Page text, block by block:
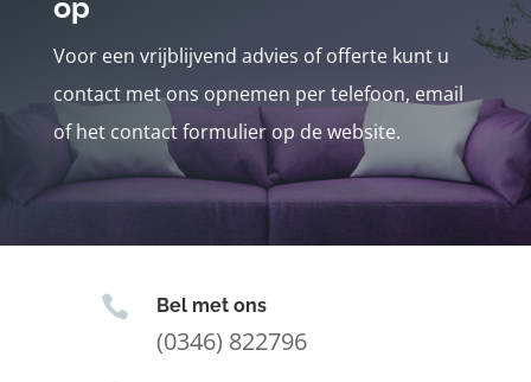
Voor een vrijblijvend advies of offerte kunt u
contact met ons opnemen per telefoon, email
of het contact formulier op de website.
 Bel met ons
(0346) 822796